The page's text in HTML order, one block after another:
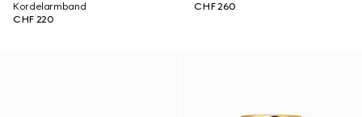
Kordelarmband
CHF 220
CHF 260